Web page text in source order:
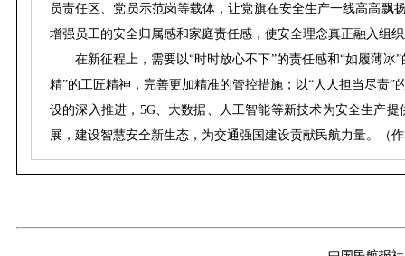
员责任区、党员示范岗等载体，让党旗在安全生产一线高高飘
增强员工的安全归属感和家庭责任感，使安全理念真正融入组
在新征程上，需要以“时时放心不下”的责任感和“如履薄
精”的工匠精神，完善更加精准的管控措施；以“人人担当尽责
设的深入推进，5G、大数据、人工智能等新技术为安全生产
展，建设智慧安全新生态，为交通强国建设贡献民航力量。（